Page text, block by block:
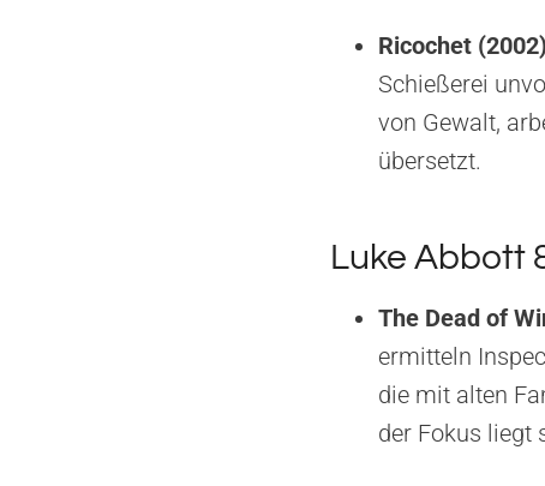
Ricochet (2002)
Schießerei
von Gewalt,
übersetzt.
Luke Abbott
The Dead of
ermitteln
die mit alten
der Fokus liegt